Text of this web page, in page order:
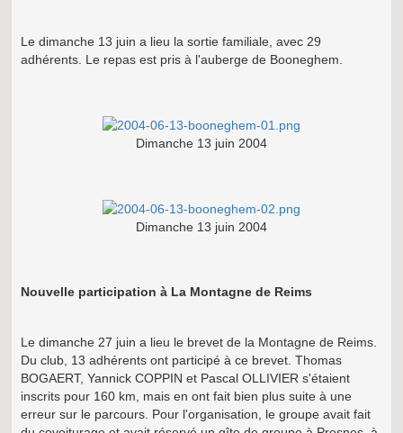
Le dimanche 13 juin a lieu la sortie familiale, avec 29
adhérents. Le repas est pris à l'auberge de Booneghem.
Dimanche 13 juin 2004
Dimanche 13 juin 2004
Nouvelle participation à La Montagne de Reims
Le dimanche 27 juin a lieu le brevet de la Montagne de Reims.
Du club, 13 adhérents ont participé à ce brevet. Thomas
BOGAERT, Yannick COPPIN et Pascal OLLIVIER s'étaient
inscrits pour 160 km, mais en ont fait bien plus suite à une
erreur sur le parcours. Pour l'organisation, le groupe avait fait